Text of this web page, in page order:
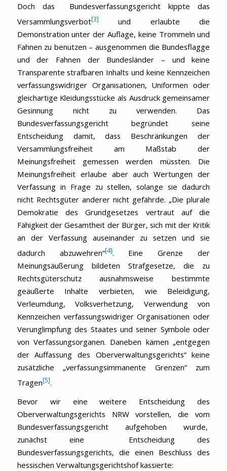
Doch das Bundesverfassungsgericht kippte das
Versammlungsverbot[3]
und erlaubte die
Demonstration unter der Auflage, keine Trommeln und
Fahnen zu benutzen – ausgenommen die Bundesflagge
und der Fahnen der Bundesländer – und keine
Transparente strafbaren Inhalts und keine Kennzeichen
verfassungswidriger Organisationen, Uniformen oder
gleichartige Kleidungsstücke als Ausdruck gemeinsamer
Gesinnung nicht zu verwenden. Das
Bundesverfassungsgericht begründet seine
Entscheidung damit, dass Beschränkungen der
Versammlungsfreiheit am Maßstab der
Meinungsfreiheit gemessen werden müssten. Die
Meinungsfreiheit erlaube aber auch Wertungen der
Verfassung in Frage zu stellen, solange sie dadurch
nicht Rechtsgüter anderer nicht gefährde. „Die plurale
Demokratie des Grundgesetzes vertraut auf die
Fähigkeit der Gesamtheit der Bürger, sich mit der Kritik
an der Verfassung auseinander zu setzen und sie
dadurch abzuwehren“[4]. Eine Grenze der
Meinungsäußerung bildeten Strafgesetze, die zu
Rechtsgüterschutz ausnahmsweise bestimmte
geäußerte Inhalte verbieten, wie Beleidigung,
Verleumdung, Volksverhetzung, Verwendung von
Kennzeichen verfassungswidriger Organisationen oder
Verunglimpfung des Staates und seiner Symbole oder
von Verfassungsorganen. Daneben kämen „entgegen
der Auffassung des Oberverwaltungsgerichts“ keine
zusätzliche „verfassungsimmanente Grenzen“ zum
Tragen[5].
Bevor wir eine weitere Entscheidung des
Oberverwaltungsgerichts NRW vorstellen, die vom
Bundesverfassungsgericht aufgehoben wurde,
zunächst eine Entscheidung des
Bundesverfassungsgerichts, die einen Beschluss des
hessischen Verwaltungsgerichtshof kassierte: